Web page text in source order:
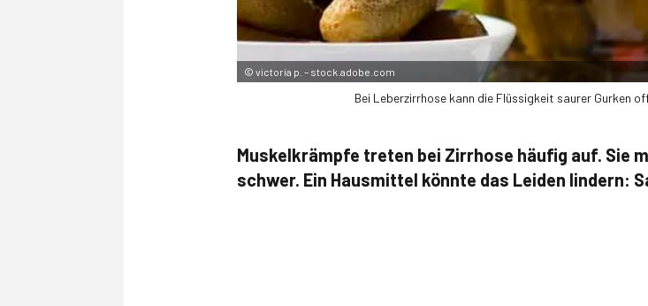
© victoria p. – stock.adobe.com
Bei Leberzirrhose kann die Flüssigkeit saurer Gurken
Muskelkrämpfe treten bei Zirrhose häufig auf. Sie
schwer. Ein Hausmittel könnte das Leiden lindern: